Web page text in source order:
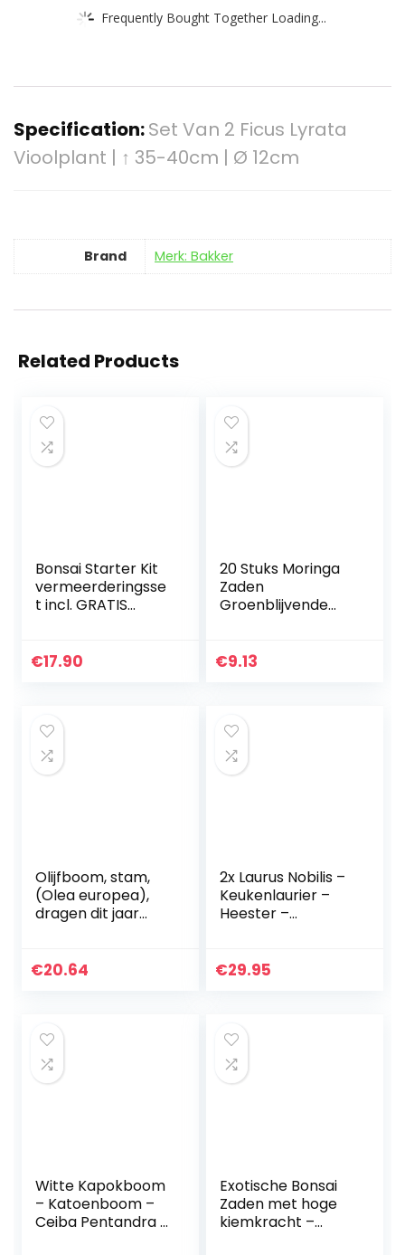
Frequently Bought Together Loading...
Specification:Set Van 2 Ficus Lyrata
Vioolplant | ↑ 35-40cm | Ø 12cm
Brand Merk: Bakker
Related Products
Bonsai Starter Kit
vermeerderingsse
t incl. GRATIS
kokosnootpotten,
€17.90
20 Stuks Moringa
Zaden
Groenblijvende
Waarde En
€9.13
Olijfboom, stam,
(Olea europea),
dragen dit jaar
hoog, in ca. 15 cm
€20.64
2x Laurus Nobilis –
Keukenlaurier –
Heester –
cm
€29.95
Witte Kapokboom
– Katoenboom –
Ceiba Pentandra –
Exotische Bonsai
Zaden met hoge
kiemkracht –